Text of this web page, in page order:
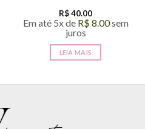
R$40.00
Em até 5x de R$8.00sem
juros
LEIA MAIS